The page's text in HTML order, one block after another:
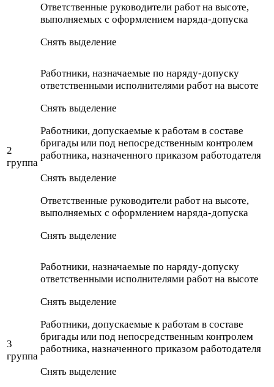
Ответственные руководители работ на высоте,
выполняемых с оформлением наряда-допуска
Снять выделение
2
группа
Работники, назначаемые по наряду-допуску
ответственными исполнителями работ на высоте
Снять выделение
Работники, допускаемые к работам в составе
бригады или под непосредственным контролем
работника, назначенного приказом работодателя
Снять выделение
Ответственные руководители работ на высоте,
выполняемых с оформлением наряда-допуска
Снять выделение
3
группа
Работники, назначаемые по наряду-допуску
ответственными исполнителями работ на высоте
Снять выделение
Работники, допускаемые к работам в составе
бригады или под непосредственным контролем
работника, назначенного приказом работодателя
Снять выделение